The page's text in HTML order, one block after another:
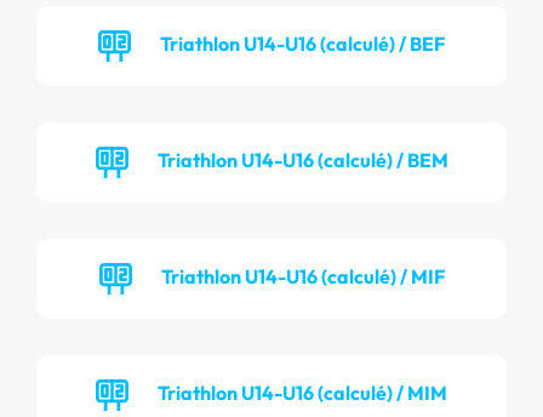
Triathlon U14-U16 (calculé) / BEF
Triathlon U14-U16 (calculé) / BEM
Triathlon U14-U16 (calculé) / MIF
Triathlon U14-U16 (calculé) / MIM